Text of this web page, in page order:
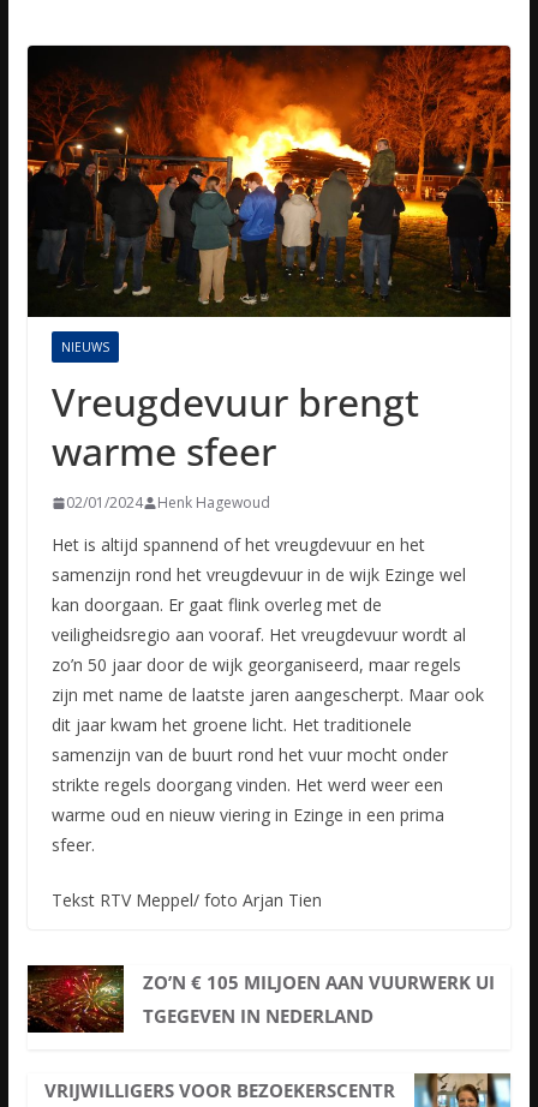
NIEUWS
Vreugdevuur brengt
warme sfeer
02/01/2024 Henk Hagewoud
Het is altijd spannend of het vreugdevuur en het
samenzijn rond het vreugdevuur in de wijk Ezinge wel
kan doorgaan. Er gaat flink overleg met de
veiligheidsregio aan vooraf. Het vreugdevuur wordt al
zo’n 50 jaar door de wijk georganiseerd, maar regels
zijn met name de laatste jaren aangescherpt. Maar ook
dit jaar kwam het groene licht. Het traditionele
samenzijn van de buurt rond het vuur mocht onder
strikte regels doorgang vinden. Het werd weer een
warme oud en nieuw viering in Ezinge in een prima
sfeer.
Tekst RTV Meppel/ foto Arjan Tien
ZO’N € 105 MILJOEN AAN VUURWERK UI
TGEGEVEN IN NEDERLAND
VRIJWILLIGERS VOOR BEZOEKERSCENTR